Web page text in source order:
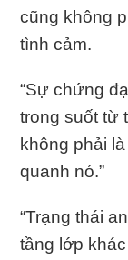
cũng không
tình cảm.
“Sự chứng
trong suốt từ
không phải
quanh nó.”
“Trạng thái
tầng lớp khác